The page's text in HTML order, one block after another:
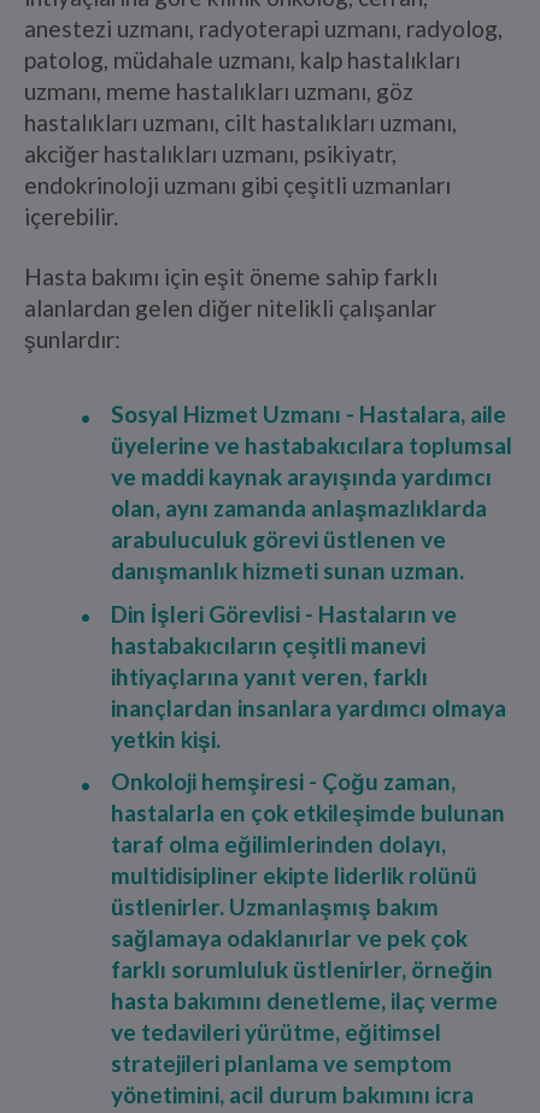
anestezi uzmanı, radyoterapi uzmanı, radyolog,
patolog, müdahale uzmanı, kalp hastalıkları
uzmanı, meme hastalıkları uzmanı, göz
hastalıkları uzmanı, cilt hastalıkları uzmanı,
akciğer hastalıkları uzmanı, psikiyatr,
endokrinoloji uzmanı gibi çeşitli uzmanları
içerebilir.
Hasta bakımı için eşit öneme sahip farklı
alanlardan gelen diğer nitelikli çalışanlar
şunlardır:
Sosyal Hizmet Uzmanı - Hastalara, aile
üyelerine ve hastabakıcılara toplumsal
ve maddi kaynak arayışında yardımcı
olan, aynı zamanda anlaşmazlıklarda
arabuluculuk görevi üstlenen ve
danışmanlık hizmeti sunan uzman.
Din İşleri Görevlisi - Hastaların ve
hastabakıcıların çeşitli manevi
ihtiyaçlarına yanıt veren, farklı
inançlardan insanlara yardımcı olmaya
yetkin kişi.
Onkoloji hemşiresi - Çoğu zaman,
hastalarla en çok etkileşimde bulunan
taraf olma eğilimlerinden dolayı,
multidisipliner ekipte liderlik rolünü
üstlenirler. Uzmanlaşmış bakım
sağlamaya odaklanırlar ve pek çok
farklı sorumluluk üstlenirler, örneğin
hasta bakımını denetleme, ilaç verme
ve tedavileri yürütme, eğitimsel
stratejileri planlama ve semptom
yönetimini, acil durum bakımını icra